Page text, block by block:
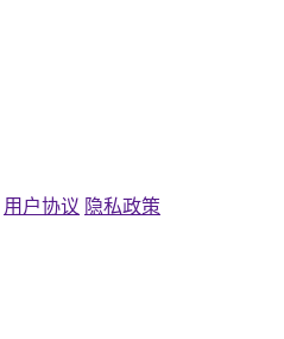
用户协议 隐私政策